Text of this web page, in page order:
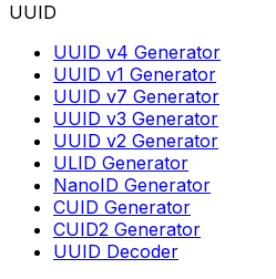
UUID
UUID v4 Generator
UUID v1 Generator
UUID v7 Generator
UUID v3 Generator
UUID v2 Generator
ULID Generator
NanoID Generator
CUID Generator
CUID2 Generator
UUID Decoder